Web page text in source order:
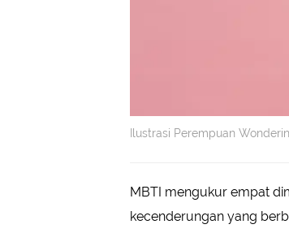
Ilustrasi Perempuan
MBTI mengukur empat
kecenderungan yang